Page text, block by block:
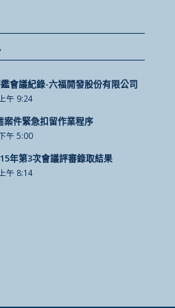
會議紀錄-六福開發股份有限公司
午 9:24
案件緊急扣留作業程序
午 5:00
年第3次會議評審錄取結果
午 8:14